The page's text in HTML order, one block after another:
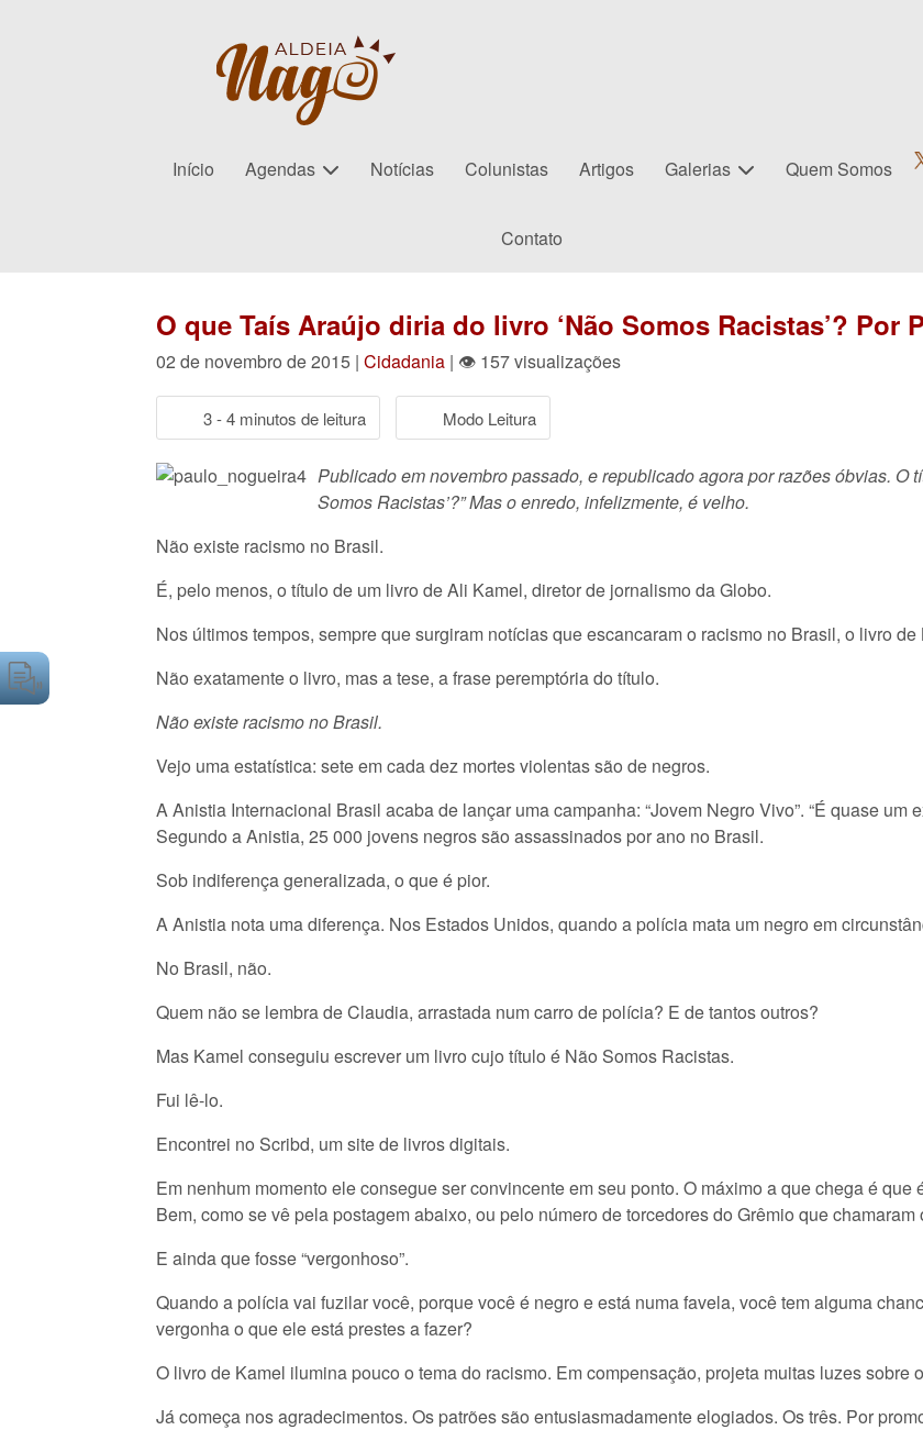
Início Agendas Notícias Colunistas Artigos Galerias Quem Somos
Contato
O que Taís Araújo diria do livro ‘Não Somos Racistas’? Por
02 de novembro de 2015 | Cidadania | 👁 157 visualizações
3 - 4 minutos de leitura Modo Leitura
Publicado em novembro passado, e republicado agora por razões óbvias. O
Somos Racistas’?” Mas o enredo, infelizmente, é velho.
Não existe racismo no Brasil.
É, pelo menos, o título de um livro de Ali Kamel, diretor de jornalismo da Globo.
Nos últimos tempos, sempre que surgiram notícias que escancaram o racismo no Brasil, o livro
Não exatamente o livro, mas a tese, a frase peremptória do título.
Não existe racismo no Brasil.
Vejo uma estatística: sete em cada dez mortes violentas são de negros.
A Anistia Internacional Brasil acaba de lançar uma campanha: “Jovem Negro Vivo”. “É quase um
Segundo a Anistia, 25 000 jovens negros são assassinados por ano no Brasil.
Sob indiferença generalizada, o que é pior.
A Anistia nota uma diferença. Nos Estados Unidos, quando a polícia mata um negro em
No Brasil, não.
Quem não se lembra de Claudia, arrastada num carro de polícia? E de tantos outros?
Mas Kamel conseguiu escrever um livro cujo título é Não Somos Racistas.
Fui lê-lo.
Encontrei no Scribd, um site de livros digitais.
Em nenhum momento ele consegue ser convincente em seu ponto. O máximo a que chega é
Bem, como se vê pela postagem abaixo, ou pelo número de torcedores do Grêmio que
E ainda que fosse “vergonhoso”.
Quando a polícia vai fuzilar você, porque você é negro e está numa favela, você tem alguma
vergonha o que ele está prestes a fazer?
O livro de Kamel ilumina pouco o tema do racismo. Em compensação, projeta muitas luzes sobre
Já começa nos agradecimentos. Os patrões são entusiasmadamente elogiados. Os três. Por